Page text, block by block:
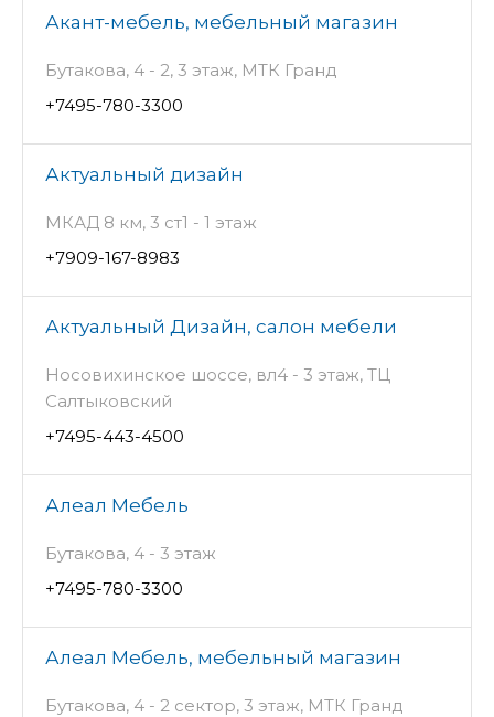
Акант-мебель, мебельный магазин
Бутакова, 4 - 2, 3 этаж, МТК Гранд
+7495-780-3300
Актуальный дизайн
МКАД 8 км, 3 ст1 - 1 этаж
+7909-167-8983
Актуальный Дизайн, салон мебели
Носовихинское шоссе, вл4 - 3 этаж, ТЦ
Салтыковский
+7495-443-4500
Алеал Мебель
Бутакова, 4 - 3 этаж
+7495-780-3300
Алеал Мебель, мебельный магазин
Бутакова, 4 - 2 сектор, 3 этаж, МТК Гранд